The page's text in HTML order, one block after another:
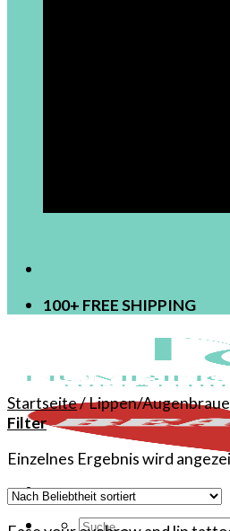
100+ FREE SHIPPING
Suche
Startseite/Lippen/
Filter
Einzelnes Ergebnis wird